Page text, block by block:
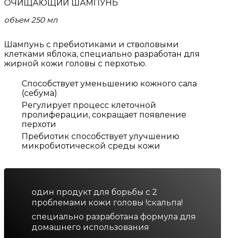
ОЧИЩАЮЩИЙ ШАМПУНЬ
объем 250 мл
Шампунь с пребиотиками и стволовыми
клетками яблока, специально разработан для
жирной кожи головы с перхотью.
Способствует уменьшению кожного сала
(себума)
Регулирует процесс клеточной
пролиферации, сокращает появление
перхоти
Пребиотик способствует улучшению
микробиотической среды кожи
один продукт для борьбы с 2
проблемами кожи головы !скальпа!
специально разработана формула для
домашнего использования